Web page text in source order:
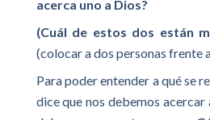
acerca uno a Dios?
(Cuál de estos dos están
(colocar a dos personas frente
Para poder entender a qué se
dice que nos debemos